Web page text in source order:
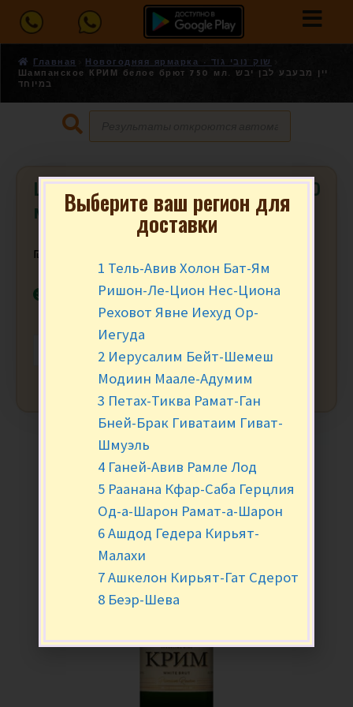
Главная
Новогодняя ярмарка - שוק נובי גוד
Шампанское КРИМ белое брют 750 мл. יין מבעבע לבן יבש
במיוחד
Шампанское КРИМ белое брют 750
мл. יין מבעבע לבן יבש במיוחד
₪
В наличии
+ В КОРЗИНУ
Выберите ваш регион для
доставки
1 Тель-Авив Холон Бат-Ям
Ришон-Ле-Цион Нес-Циона
Реховот Явне Иехуд Ор-
Иегуда
2 Иерусалим Бейт-Шемеш
Модиин Маале-Адумим
3 Петах-Тиква Рамат-Ган
Бней-Брак Гиватаим Гиват-
Шмуэль
4 Ганей-Авив Рамле Лод
5 Раанана Кфар-Саба Герцлия
Од-а-Шарон Рамат-а-Шарон
6 Ашдод Гедера Кирьят-
Малахи
7 Ашкелон Кирьят-Гат Сдерот
8 Беэр-Шева